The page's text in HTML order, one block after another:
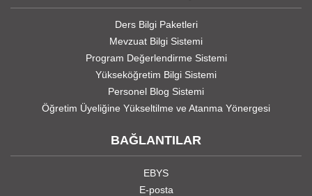
Ders Bilgi Paketleri
Mevzuat Bilgi Sistemi
Program Değerlendirme Sistemi
Yükseköğretim Bilgi Sistemi
Personel Blog Sistemi
Öğretim Üyeliğine Yükseltilme ve Atanma Yönergesi
BAĞLANTILAR
EBYS
E-posta